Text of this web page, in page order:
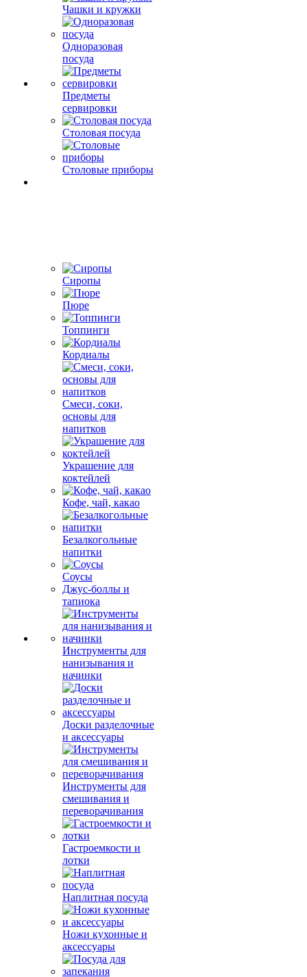
Чашки и кружки
Одноразовая
посуда
Предметы
сервировки
Столовая посуда
Столовые приборы
Сиропы
Пюре
Топпинги
Кордиалы
Смеси, соки,
основы для
напитков
Украшение для
коктейлей
Кофе, чай, какао
Безалкогольные
напитки
Соусы
Джус-боллы и
тапиока
Инструменты для
нанизывания и
начинки
Доски разделочные
и аксессуары
Инструменты для
смешивания и
переворачивания
Гастроемкости и
лотки
Наплитная посуда
Ножи кухонные и
аксессуары